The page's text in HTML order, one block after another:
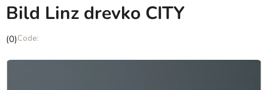
Bild Linz drevko CITY
Die
Produktbewertung
(0)